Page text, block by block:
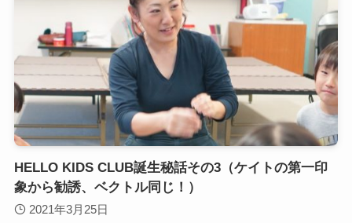
HELLO KIDS CLUB誕生秘話その3（ケイトの第一印
象から勧誘、ベクトル同じ！）
2021年3月25日